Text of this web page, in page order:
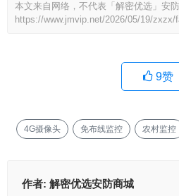
本文来自网络，不代表「解密优选」安
https://www.jmvip.net/2026/05/19/zxzx/
9赞
4G摄像头 免布线监控 农村监控
作者: 解密优选安防商城